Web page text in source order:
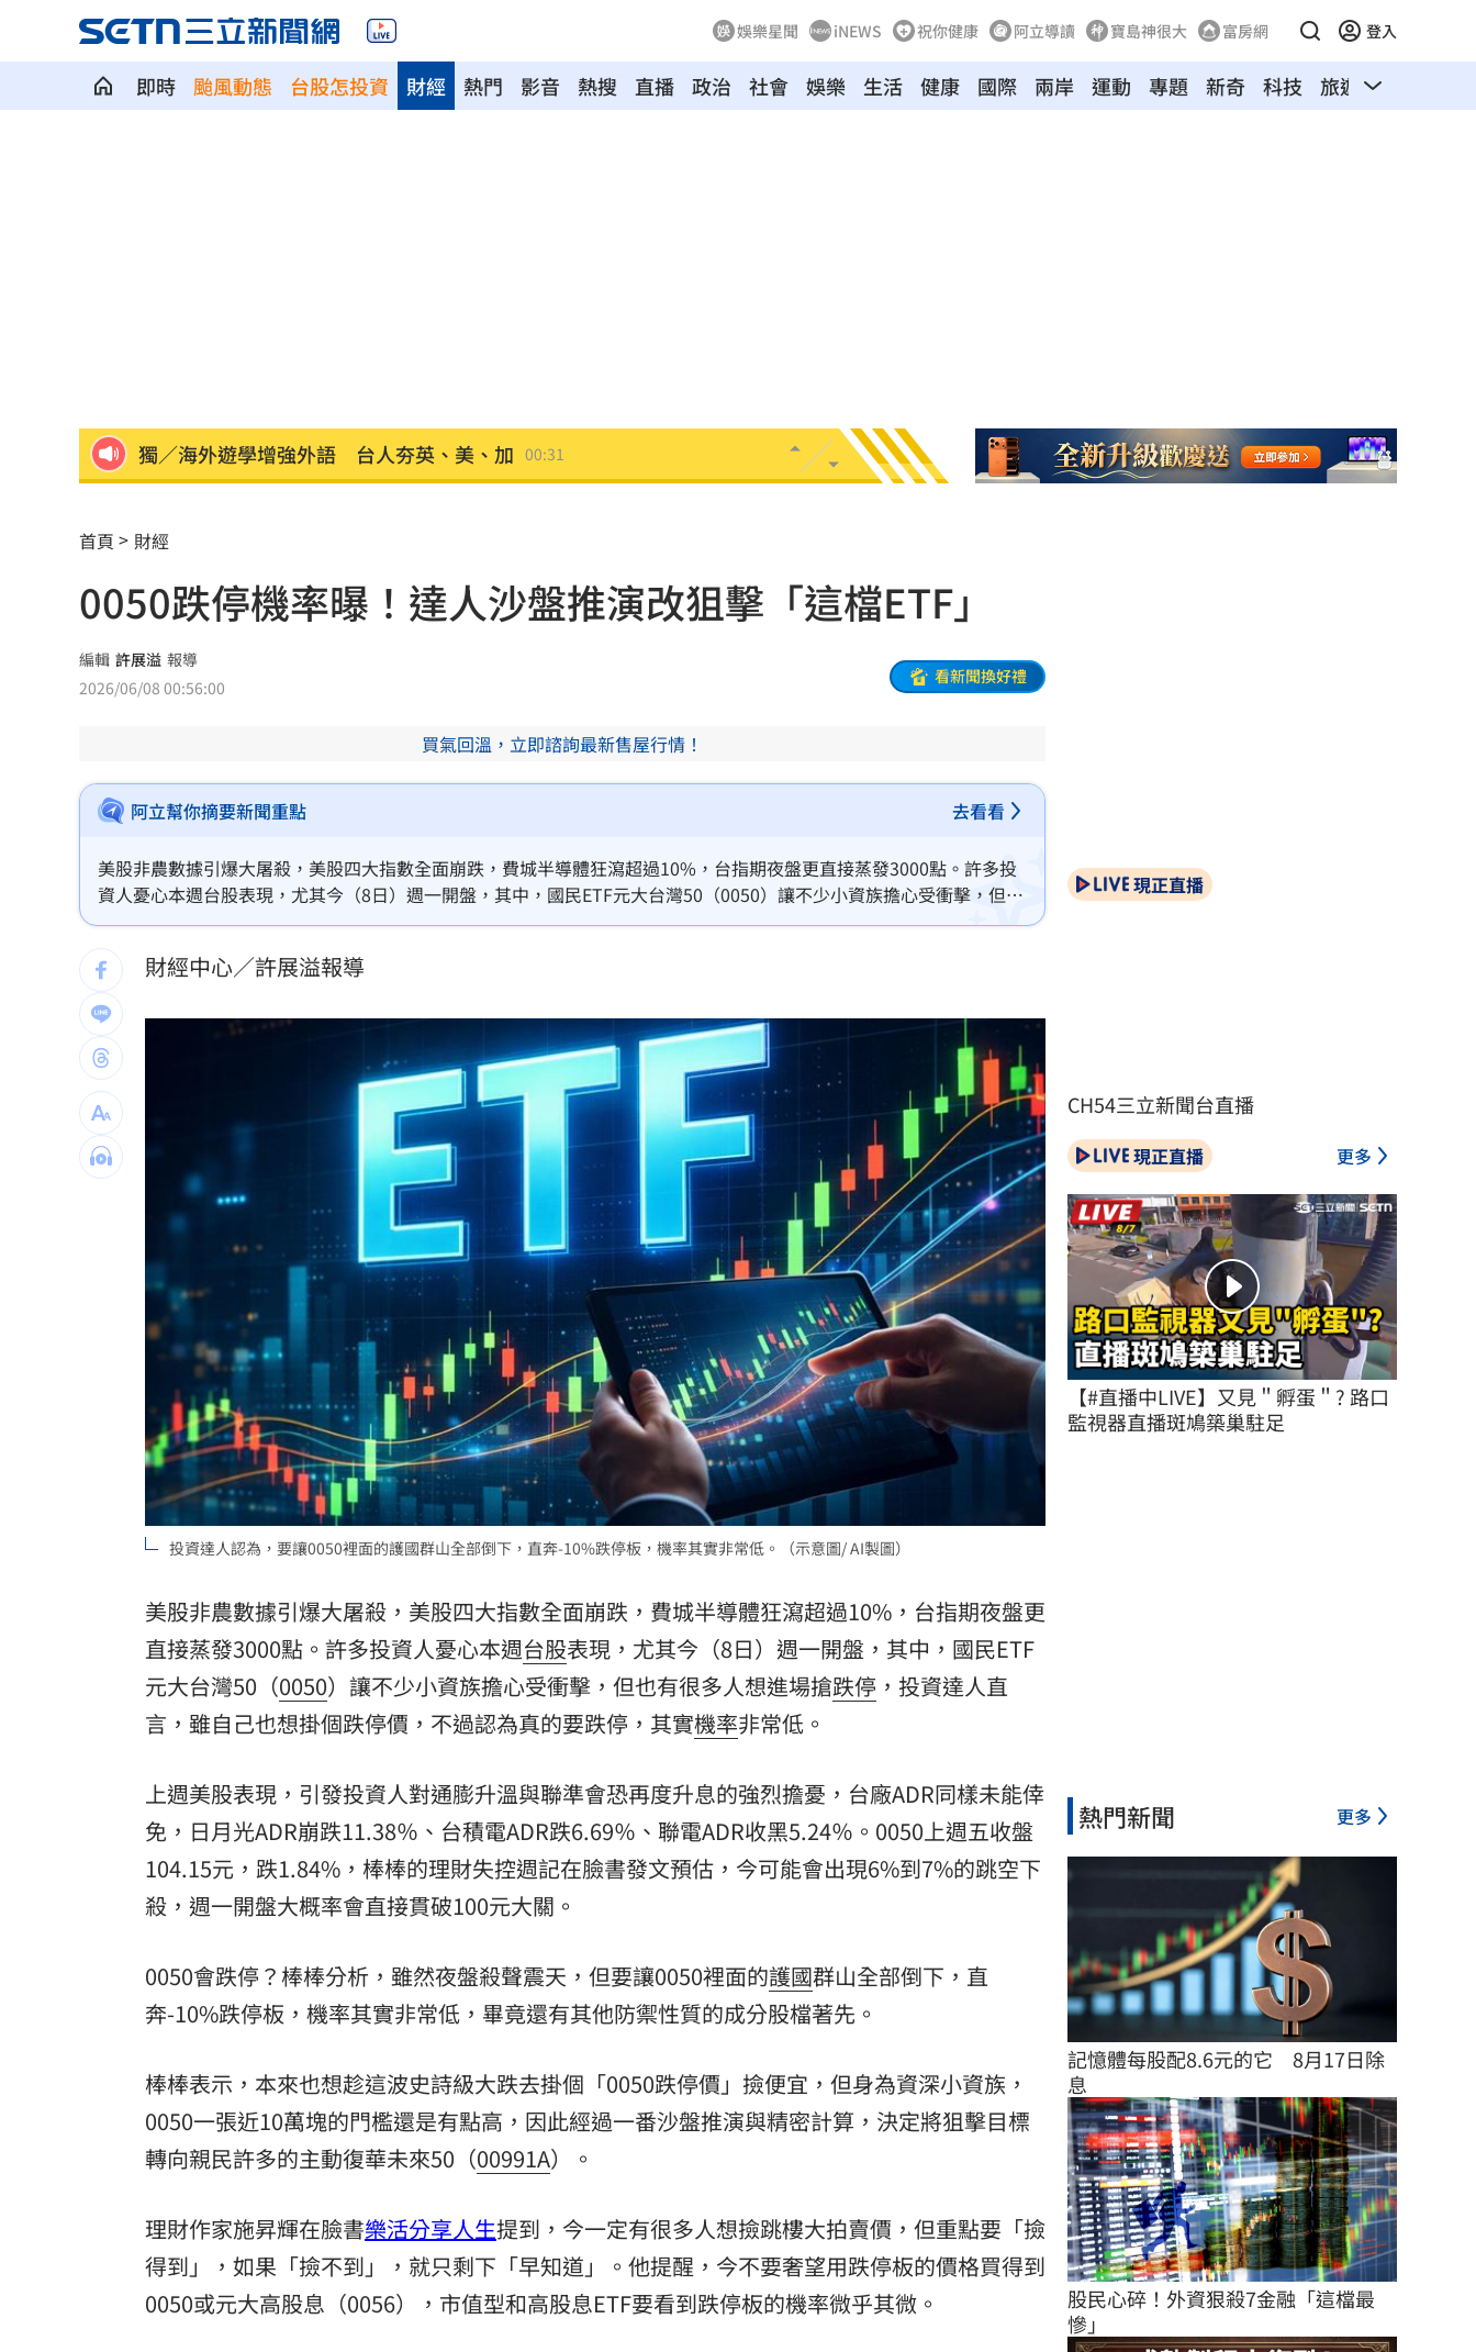
娛樂星聞 iNEWS 祝你健康 阿立導讀 寶島神很大 富房網 登入
即時 颱風動態 台股怎投資 熱門 影音 熱搜 直播 政治 社會 娛樂 生活 健康 國際 兩岸 運動
財經 專題 新奇 科技 旅遊 汽車
獨／海外遊學增強外語 台人夯英、美、加 00:31
伊波拉失控！專家憂病毒恐已突變
飲料空盒找嘸地方丟 騎車咬著遭攔查槓警 00:23
63歲章小蕙吐露心聲：後悔當年嫁給鍾鎮濤
白海豚颱風擺盪逼近！雨到「這時」才趨緩
最遺憾童年記憶空白 禹菡：當年真不懂事 00:12
每股配12.8元的它 Ｑ2營收曝光
連續2場安打！ 林安可掃二壘打貢獻1打點 23:59
歐洲避暑天堂失守！地中海熱到像溫泉 23:53
3歲米格魯偷吃軟糖 被催吐後好有戲
南港Lalaport鷹架坍塌！3櫃位暫停營業 23:34
疊單計薪遭控違法 UberEats都說了 23:33
北市教育局再喊虐童案遭渲染！林月琴開嗆 23:33
台灣彩券開獎直播中 20:31
LIVE三立+24小時直播 15:27
三立iNEWS新聞台線上直播
商場戰國來臨 台中「頂奢大道」逐漸成形 12:00
台彩父親節推新刮刮樂千萬頭獎超「爸」氣 12:00
「拍片人的多重宇宙」職涯論壇9/12登場！ 10:30
8國球員齊聚高雄 Formosa 7s掀足球熱潮 10:00
理想混蛋號召粉絲跨海追星吃美食！
首頁 財經
0050跌停機率曝！達人沙盤推演改狙擊「這檔ETF」
編輯 許展溢 報導
2026/06/08 00:56:00
看新聞換好禮
買氣回溫，立即諮詢最新售屋行情！
阿立幫你摘要新聞重點 去看看
美股非農數據引爆大屠殺，美股四大指數全面崩跌，費城半導體狂瀉超過10%，台指期夜盤更直接蒸發3000點。許多投
資人憂心本週台股表現，尤其今（8日）週一開盤，其中，國民ETF元大台灣50（0050）讓不少小資族擔心受衝擊，但也
有很多人想進場搶跌停，投資達人直言，雖自己也想掛個跌停價，不過認為真的要跌停，其實機率非常低。
財經中心／許展溢報導
投資達人認為，要讓0050裡面的護國群山全部倒下，直奔-10%跌停板，機率其實非常低。（示意圖/ AI製圖）
美股非農數據引爆大屠殺，美股四大指數全面崩跌，費城半導體狂瀉超過10%，台指期夜盤更
直接蒸發3000點。許多投資人憂心本週台股表現，尤其今（8日）週一開盤，其中，國民ETF
元大台灣50（0050）讓不少小資族擔心受衝擊，但也有很多人想進場搶跌停 ，投資達人直
言，雖自己也想掛個跌停價，不過認為真的要跌停，其實機率非常低。
上週美股表現，引發投資人對通膨升溫與聯準會恐再度升息的強烈擔憂，台廠ADR同樣未能倖
免，日月光ADR崩跌11.38％、台積電ADR跌6.69％、聯電ADR收黑5.24％。0050上週五收盤
104.15元，跌1.84%，棒棒的理財失控週記在臉書發文預估，今可能會出現6%到7%的跳空下
殺，週一開盤大概率會直接貫破100元大關。
0050會跌停？棒棒分析，雖然夜盤殺聲震天，但要讓0050裡面的護國群山全部倒下，直
奔-10%跌停板，機率其實非常低，畢竟還有其他防禦性質的成分股檔著先。
棒棒表示，本來也想趁這波史詩級大跌去掛個「0050跌停價」撿便宜，但身為資深小資族，
0050一張近10萬塊的門檻還是有點高，因此經過一番沙盤推演與精密計算，決定將狙擊目標
轉向親民許多的主動復華未來50（00991A）。
理財作家施昇輝在臉書樂活分享人生提到，今一定有很多人想撿跳樓大拍賣價，但重點要「撿
得到」，如果「撿不到」，就只剩下「早知道」。他提醒，今不要奢望用跌停板的價格買得到
0050或元大高股息（0056），市值型和高股息ETF要看到跌停板的機率微乎其微。
現正直播
CH54三立新聞台直播
現正直播 更多
【#直播中LIVE】又見＂孵蛋＂? 路口
監視器直播斑鳩築巢駐足
熱門新聞 更多
記憶體每股配8.6元的它　8月17日除
息
股民心碎！外資狠殺7金融「這檔最
慘」